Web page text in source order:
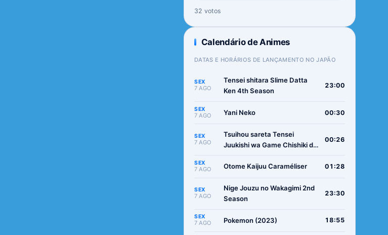
32 votos
Calendário de Animes
DATAS E HORÁRIOS DE LANÇAMENTO NO JAPÃO
SEX
7 AGO
Tensei shitara Slime Datta
Ken 4th Season
23:00
SEX
7 AGO Yani Neko 00:30
SEX
7 AGO
Tsuihou sareta Tensei
Juukishi wa Game Chishiki de
00:26
SEX
7 AGO Otome Kaijuu Caraméliser 01:28
SEX
7 AGO
Nige Jouzu no Wakagimi 2nd
Season
23:30
SEX
7 AGO Pokemon (2023) 18:55